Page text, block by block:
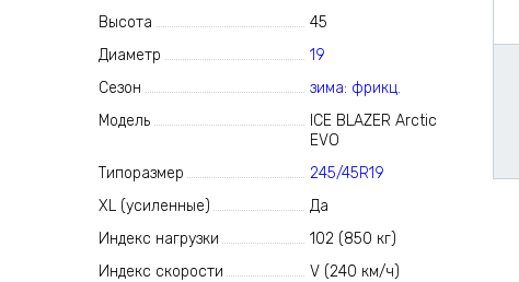
Высота
45
Диаметр
19
Сезон
зима: фрикц.
Модель
ICE BLAZER Arctic
EVO
Типоразмер
245/45R19
XL (усиленные)
Да
Индекс нагрузки
102 (850 кг)
Индекс скорости
V (240 км/ч)